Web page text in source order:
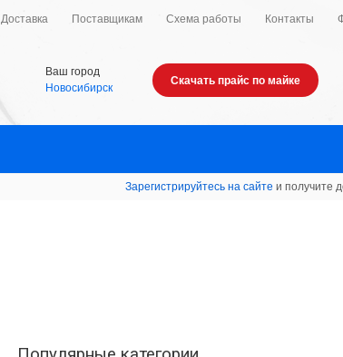
Доставка Поставщикам Схема работы Контакты
Ваш город
Новосибирск
Скачать прайс по майке
Зарегистрируйтесь на сайте и получите